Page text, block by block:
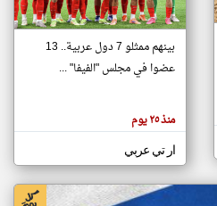
تغيير الدولة
اخبار جزر القمر على مدار الساعة
أهم اخبار جزر القمر العاجلة والمباشرة
بينهم ممثلو 7 دول عربية.. 13
عضوا في مجلس "الفيفا" ...
منذ ٢٥ يوم
ار تي عربي
klyoum.com